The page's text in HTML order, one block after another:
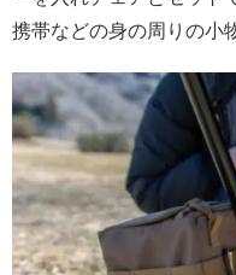
携帯などの身の周りの小